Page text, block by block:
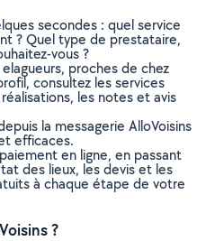
secondes : quel service
? Quel type de prestataire,
vous ?
proches de chez
consultez les services
les notes et avis
la messagerie AlloVoisins
efficaces.
en ligne, en passant
des lieux, les devis et les
à chaque étape de votre
?